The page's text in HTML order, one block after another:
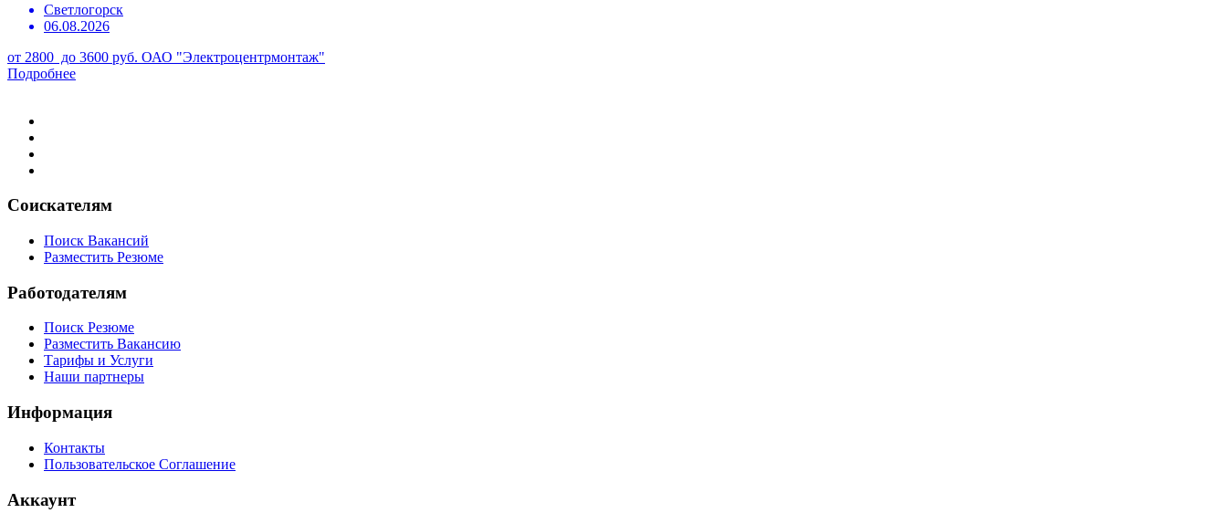
Светлогорск
06.08.2026
от 2800 до 3600 руб. ОАО "Электроцентрмонтаж"
Подробнее
Соискателям
Поиск Вакансий
Разместить Резюме
Работодателям
Поиск Резюме
Разместить Вакансию
Тарифы и Услуги
Наши партнеры
Информация
Контакты
Пользовательское Соглашение
Аккаунт